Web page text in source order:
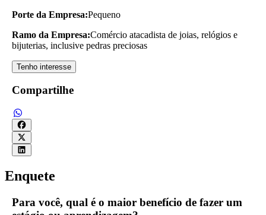
Porte da Empresa:Pequeno
Ramo da Empresa:Comércio atacadista de joias, relógios e
bijuterias, inclusive pedras preciosas
Tenho interesse
Compartilhe
Enquete
Para você, qual é o maior benefício de fazer um